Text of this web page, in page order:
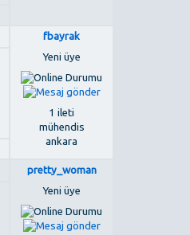
fbayrak
Yeni üye
1 ileti
mühendis
ankara
pretty_woman
Yeni üye